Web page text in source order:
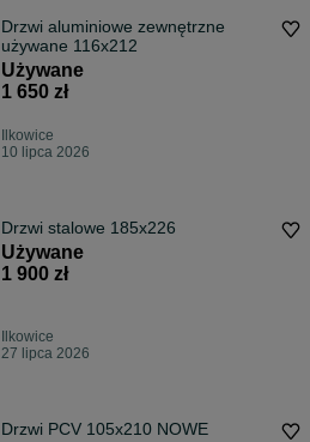
Drzwi aluminiowe zewnętrzne
używane 116x212
Używane
1 650 zł
Ilkowice
10 lipca 2026
Drzwi stalowe 185x226
Używane
1 900 zł
Ilkowice
27 lipca 2026
Drzwi PCV 105x210 NOWE